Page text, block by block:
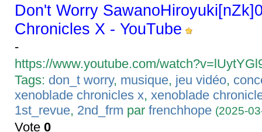
Don't Worry
Chronicles X - YouTube
-
https://www.youtube.com/
Tags: don_t worry, musique, jeu vidéo,
xenoblade chronicles x,xenoblade
1st_revue, 2nd_frm parfrenchhope (2025-
Vote0